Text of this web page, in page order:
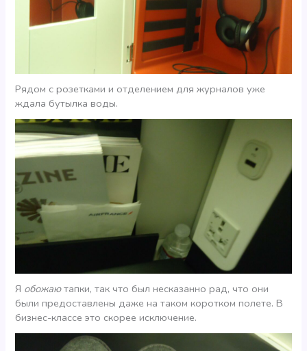
Рядом с розетками и отделением для журналов уже
ждала бутылка воды.
Я обожаютапки, так что был несказанно рад, что они
были предоставлены даже на таком коротком полете. В
бизнес-классе это скорее исключение.